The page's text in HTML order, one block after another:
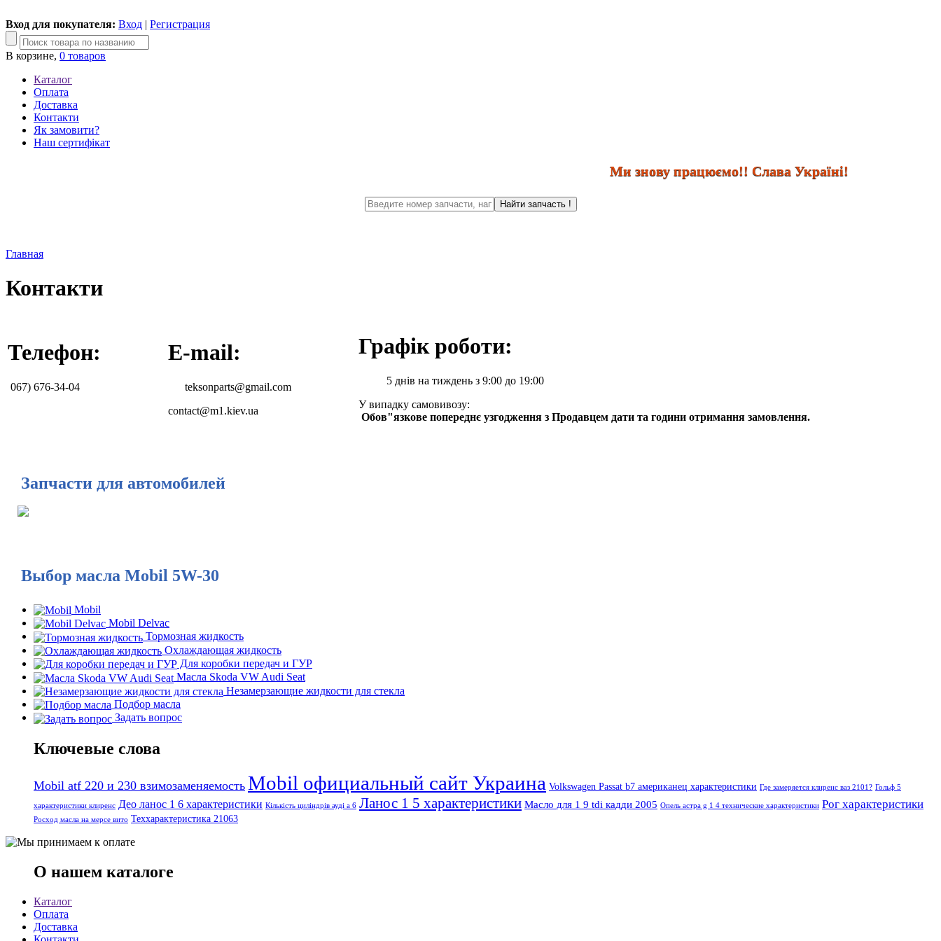
Вход для покупателя: Вход | Регистрация
В корзине, 0 товаров
Каталог
Оплата
Доставка
Контакти
Як замовити?
Наш сертифікат
Ми знову працюємо!! Слава Україні!
Найти запчасть !
Главная
Контакти
Телефон:
067) 676-34-04
E-mail:
teksonparts@gmail.com
contact@m1.kiev.ua
Графік роботи:
5 днів на тиждень з 9:00 до 19:00
У випадку самовивозу:
Обов"язкове попереднє узгодження з Продавцем дати та години отримання замовлення.
Запчасти для автомобилей
Выбор масла Mobil 5W-30
Mobil
Mobil Delvac
Тормозная жидкость
Охлаждающая жидкость
Для коробки передач и ГУР
Масла Skoda VW Audi Seat
Незамерзающие жидкости для стекла
Подбор масла
Задать вопрос
Ключевые слова
Mobil atf 220 и 230 взимозаменяемость Mobil официальный сайт Украина Volkswagen Passat b7 американец характеристики Где замеряется клиренс ваз 2101? Гольф 5
характеристики клиренс Део ланос 1 6 характеристики Кількість циліндрів ауді а 6 Ланос 1 5 характеристики Масло для 1 9 tdi кадди 2005 Опель астра g 1 4 технические характеристики Рог характеристики
Росход масла на мерсе вито Теххарактеристика 21063
О нашем каталоге
Каталог
Оплата
Доставка